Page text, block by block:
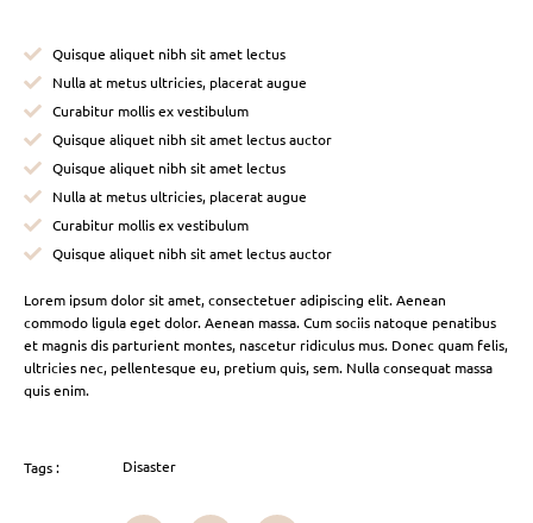
Quisque aliquet nibh sit amet lectus
Nulla at metus ultricies, placerat augue
Curabitur mollis ex vestibulum
Quisque aliquet nibh sit amet lectus auctor
Quisque aliquet nibh sit amet lectus
Nulla at metus ultricies, placerat augue
Curabitur mollis ex vestibulum
Quisque aliquet nibh sit amet lectus auctor
Lorem ipsum dolor sit amet, consectetuer adipiscing elit. Aenean
commodo ligula eget dolor. Aenean massa. Cum sociis natoque penatibus
et magnis dis parturient montes, nascetur ridiculus mus. Donec quam felis,
ultricies nec, pellentesque eu, pretium quis, sem. Nulla consequat massa
quis enim.
Tags : Disaster